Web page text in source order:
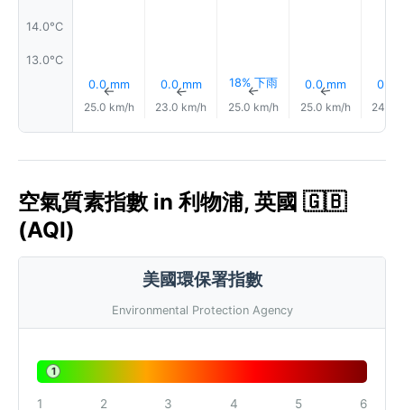
14.0°C
13.0°C
0.0 mm
↑
25.0 km/h
0.0 mm
↑
23.0 km/h
18% 下雨
↑
25.0 km/h
0.0 mm
↑
25.0 km/h
0.0
24.0
空氣質素指數 in 利物浦, 英國 🇬🇧
(AQI)
美國環保署指數
Environmental Protection Agency
1
1 2 3 4 5 6